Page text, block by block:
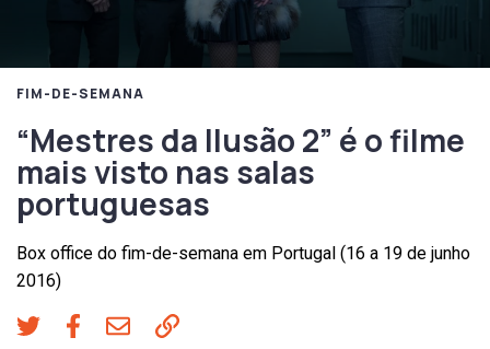
FIM-DE-SEMANA
“Mestres da Ilusão 2” é o filme
mais visto nas salas
portuguesas
Box office do fim-de-semana em Portugal (16 a 19 de junho
2016)